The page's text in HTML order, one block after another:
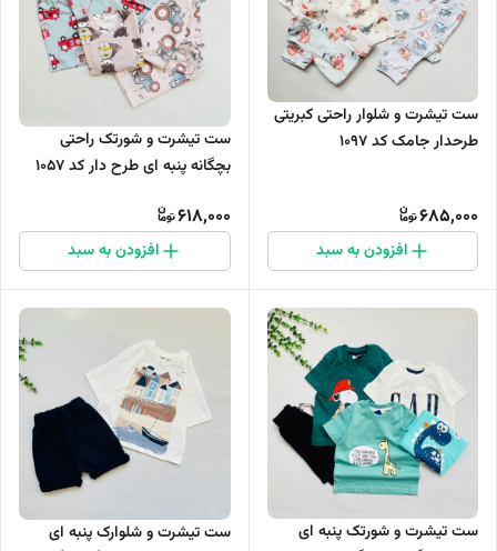
ست تیشرت و شلوار راحتی کبریتی
طرحدار جامک کد 1097
685,000
افزودن به سبد
ست تیشرت و شورتک راحتی
بچگانه پنبه ای طرح دار کد 1057
618,000
افزودن به سبد
ست تیشرت و شورتک پنبه ای
ست تیشرت و شلوارک پنبه ای